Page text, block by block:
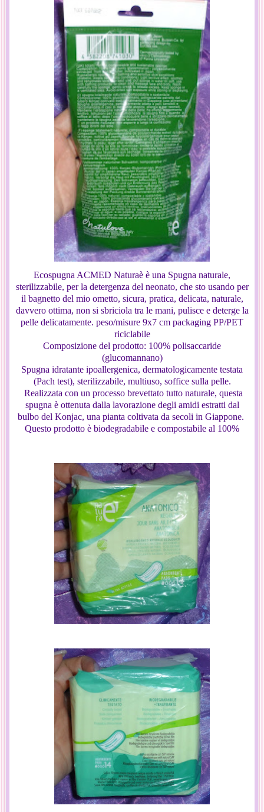
Ecospugna ACMED Naturaè è una Spugna naturale,
sterilizzabile, per la detergenza del neonato, che sto usando per
il bagnetto del mio ometto, sicura, pratica, delicata, naturale,
davvero ottima, non si sbriciola tra le mani, pulisce e deterge la
pelle delicatamente. peso/misure 9x7 cm packaging PP/PET
riciclabile
Composizione del prodotto: 100% polisaccaride
(glucomannano)
Spugna idratante ipoallergenica, dermatologicamente testata
(Pach test), sterilizzabile, multiuso, soffice sulla pelle.
Realizzata con un processo brevettato tutto naturale, questa
spugna è ottenuta dalla lavorazione degli amidi estratti dal
bulbo del Konjac, una pianta coltivata da secoli in Giappone.
Questo prodotto è biodegradabile e compostabile al 100%